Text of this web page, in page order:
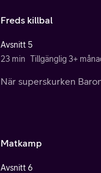
Freds killbal
Avsnitt 5
23 min Tillgänglig 3+
När superskurken
Matkamp
Avsnitt 6